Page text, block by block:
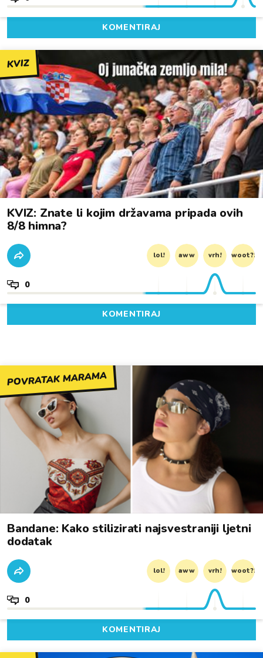
KOMENTIRAJ
KVIZ
KVIZ: Znate li kojim državama pripada ovih
8/8 himna?
lol! aww vrh! woot?!
0
KOMENTIRAJ
POVRATAK MARAMA
Bandane: Kako stilizirati najsvestraniji ljetni
dodatak
lol! aww vrh! woot?!
0
KOMENTIRAJ